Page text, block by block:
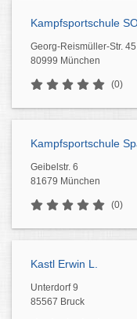
Kampfsportschule
Georg-Reismüller-Str. 45
80999 München
(0)
Kampfsportschule
Geibelstr. 6
81679 München
(0)
Kastl Erwin L.
Unterdorf 9
85567 Bruck